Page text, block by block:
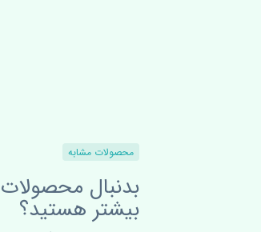
محصولات مشابه
بدنبال محصولات
بیشتر هستید؟